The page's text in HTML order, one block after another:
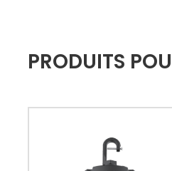
PRODUITS